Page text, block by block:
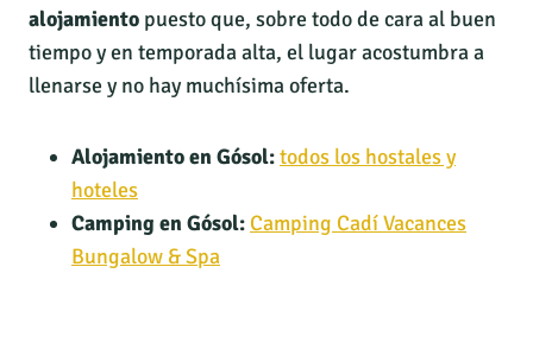
alojamiento puesto que, sobre todo de cara al buen
tiempo y en temporada alta, el lugar acostumbra a
llenarse y no hay muchísima oferta.
Alojamiento en Gósol:todos los hostales y
hoteles
Camping en Gósol: Camping Cadí Vacances
Bungalow & Spa